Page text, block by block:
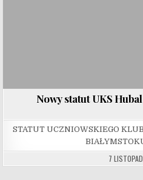
Nowy statut UKS Hubal
STATUT UCZNIOWSKIEGO
7